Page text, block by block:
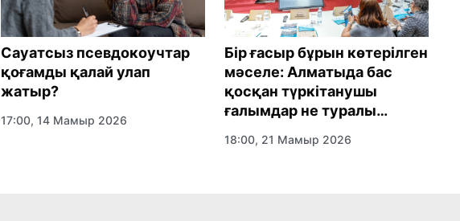
Сауатсыз псевдокоучтар
қоғамды қалай улап
жатыр?
17:00, 14 Мамыр 2026
Бір ғасыр бұрын көтерілген
мәселе: Алматыда бас
қосқан түркітанушы
ғалымдар не туралы
18:00, 21 Мамыр 2026